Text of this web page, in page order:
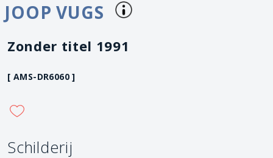
JOOP VUGS
Zonder titel 1991
[ AMS-DR6060 ]
Schilderij